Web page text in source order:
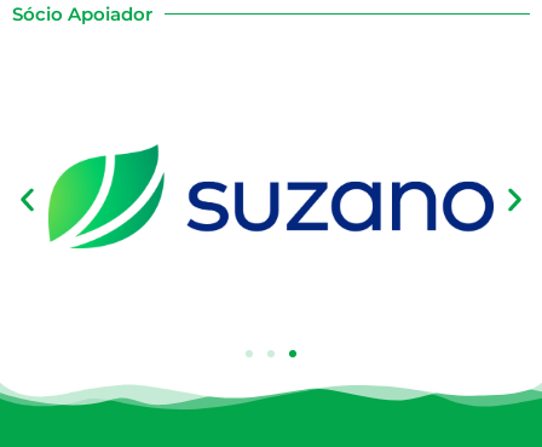
Sócio Apoiador